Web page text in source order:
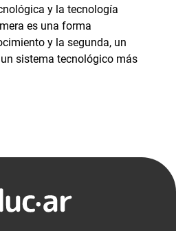
y la tecnología
es una forma
y la segunda, un
sistema tecnológico más